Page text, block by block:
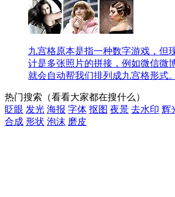
九宫格原本是指一种数字游戏，但
计是多张照片的拼接，例如微信微
就会自动帮我们排列成九宫格形式
热门搜索 （看看大家都在搜什么）
眨眼 发光 海报 字体 抠图 夜景 去水印 辉
合成 形状 泡沫 磨皮